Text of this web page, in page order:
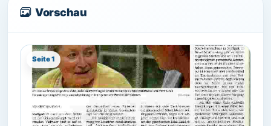
Vorschau
Seite 1